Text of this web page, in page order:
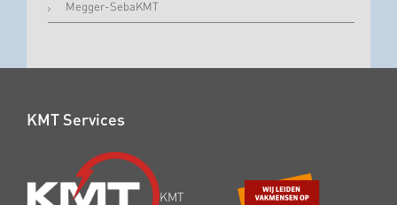
Megger-SebaKMT
KMT Services
KMT